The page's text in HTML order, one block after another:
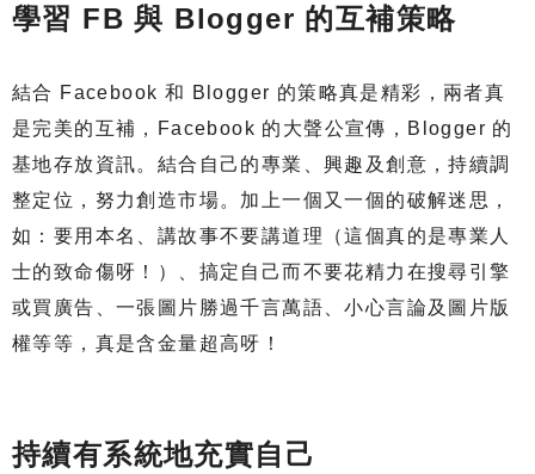
學習 FB 與 Blogger 的互補策略
結合 Facebook 和 Blogger 的策略真是精彩，兩者真
是完美的互補，Facebook 的大聲公宣傳，Blogger 的
基地存放資訊。結合自己的專業、興趣及創意，持續調
整定位，努力創造市場。加上一個又一個的破解迷思，
如：要用本名、講故事不要講道理（這個真的是專業人
士的致命傷呀！）、搞定自己而不要花精力在搜尋引擎
或買廣告、一張圖片勝過千言萬語、小心言論及圖片版
權等等，真是含金量超高呀！
持續有系統地充實自己